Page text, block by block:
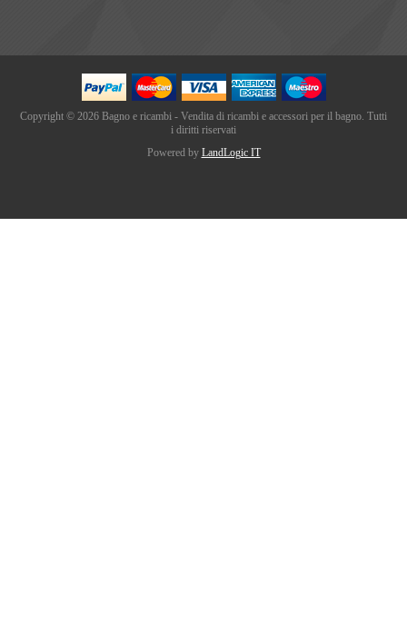
Copyright © 2026 Bagno e ricambi - Vendita di ricambi e accessori per il bagno. Tutti
i diritti riservati
Powered by LandLogic IT